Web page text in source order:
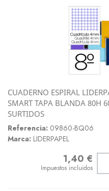
CUADERNO ESPIRAL
SMART TAPA BLANDA 80H
SURTIDOS
Referencia: 09860-BQ06
Marca: LIDERPAPEL
1,40 €
Impuestos incluidos